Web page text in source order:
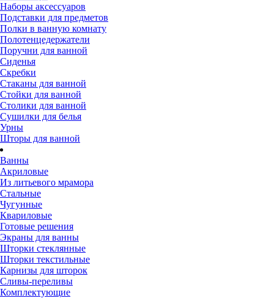
Наборы аксессуаров
Подставки для предметов
Полки в ванную комнату
Полотенцедержатели
Поручни для ванной
Сиденья
Скребки
Стаканы для ванной
Стойки для ванной
Столики для ванной
Сушилки для белья
Урны
Шторы для ванной
Ванны
Акриловые
Из литьевого мрамора
Стальные
Чугунные
Квариловые
Готовые решения
Экраны для ванны
Шторки стеклянные
Шторки текстильные
Карнизы для шторок
Сливы-переливы
Комплектующие